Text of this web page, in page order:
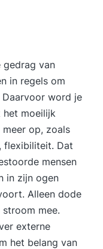
gedrag van
in regels om
word je
het moeilijk
op, zoals
flexibiliteit. Dat
mensen
in zijn ogen
Alleen dode
mee.
externe
het belang van